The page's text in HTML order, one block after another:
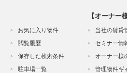
お気に入り物件
閲覧履歴
保存した検索条件
駐車場一覧
【オーナー
当社の賃貸
セミナー情
オーナー様
管理物件ギ